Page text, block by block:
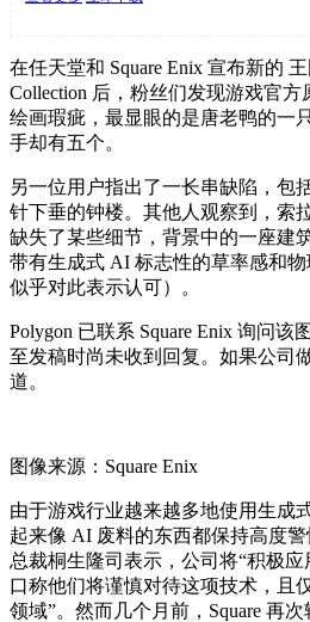
在任天堂和 Square Enix 宣布新的
Collection 后，粉丝们发现游戏官
绘画瑕疵，最显眼的是唐老鸭的一
手却有五个。
另一位用户指出了一长串缺陷，包
针下垂的钟楼。其他人观察到，索
缺失了某些细节，背景中的一座建
带有生成式 AI 标志性的草率感和
似乎对此表示认可）。
Polygon 已联系 Square Enix 询问
至发稿时尚未收到回复。如果公司
道。
图像来源：Square Enix
由于游戏行业越来越多地使用生成
起来像 AI 废料的东西都保持高度警
总裁桐生隆司表示，公司将“积极
口称他们将谨慎对待这项技术，且
领域”。然而几个月前，Square 再